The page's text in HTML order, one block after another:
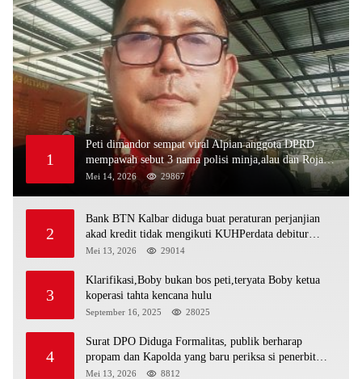
1
Peti dimandor sempat viral Alpian anggota DPRD
mempawah sebut 3 nama polisi minja,alau dan Rojali
sebagai bos peti,Bahkan ada alat berat excavator
Mei 14, 2026 29867
2
Bank BTN Kalbar diduga buat peraturan perjanjian
akad kredit tidak mengikuti KUHPerdata debitur
awam di bentur dengan aturan diduga tanpa dasar
Mei 13, 2026 29014
3
Klarifikasi,Boby bukan bos peti,teryata Boby ketua
koperasi tahta kencana hulu
September 16, 2025 28025
4
Surat DPO Diduga Formalitas, publik berharap
propam dan Kapolda yang baru periksa si penerbit
surat serta Aph diduga lepaskan DPO
Mei 13, 2026 8812